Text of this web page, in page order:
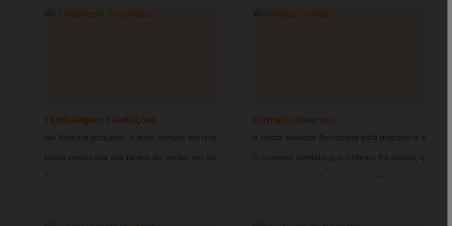
1 Embalagem, 5 tentações
No formato pequeno, o mais comum em revenda, esta embalagem leva a felicidade em 5 oportunidades.
Muito procurada nas tardes de Verão, em praias, praias fluviais e todo o tipo de estabelecimentos de
Sozinha, com um topping ou a acompanhar um gelado saboroso, as possibilidades são infinitas.
Formatos Diversos
A nossa Bolacha Americana está disponível em
O primeiro formato que fizémos foi discos, e por
Uma boa fotografia desse formato, foi tirada em